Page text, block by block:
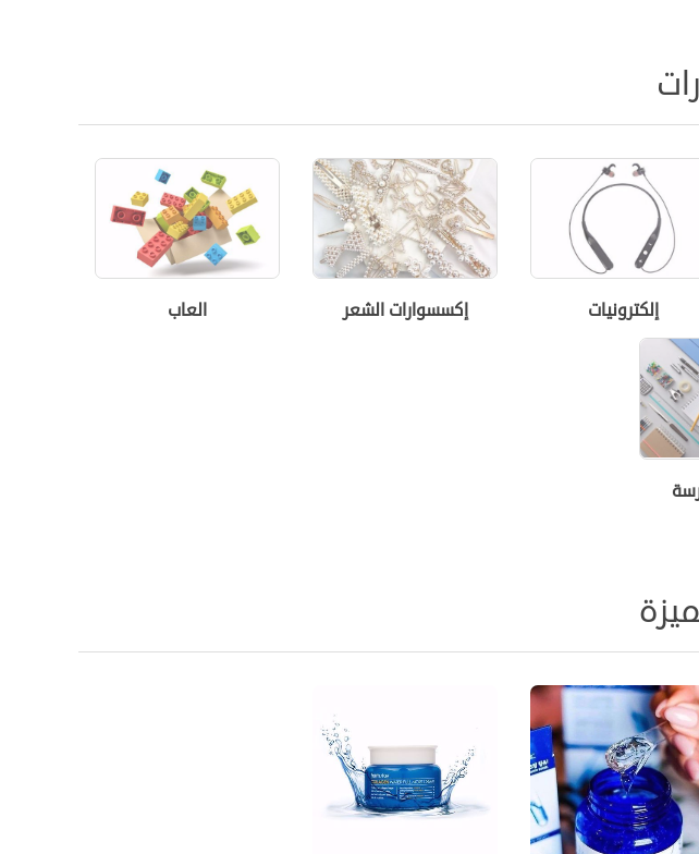
إلكترونيات إكسسوارات الشعر العاب